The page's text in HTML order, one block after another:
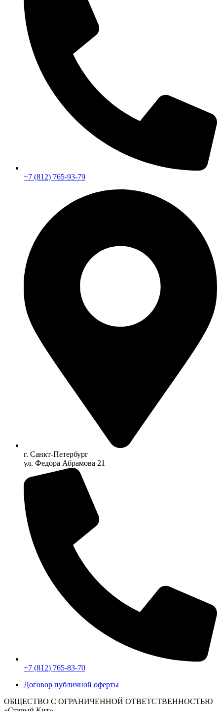
+7 (812) 765-93-79
г. Санкт-Петербург
ул. Федора Абрамова 21
+7 (812) 765-83-70
Договор публичной оферты
ОБЩЕСТВО С ОГРАНИЧЕННОЙ ОТВЕТСТВЕННОСТЬЮ